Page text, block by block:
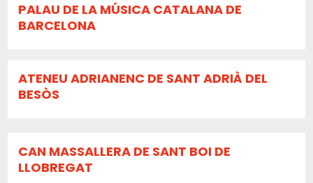
PALAU DE LA MÚSICA CATALANA DE
BARCELONA
ATENEU ADRIANENC DE SANT ADRIÀ DEL
BESÒS
CAN MASSALLERA DE SANT BOI DE
LLOBREGAT